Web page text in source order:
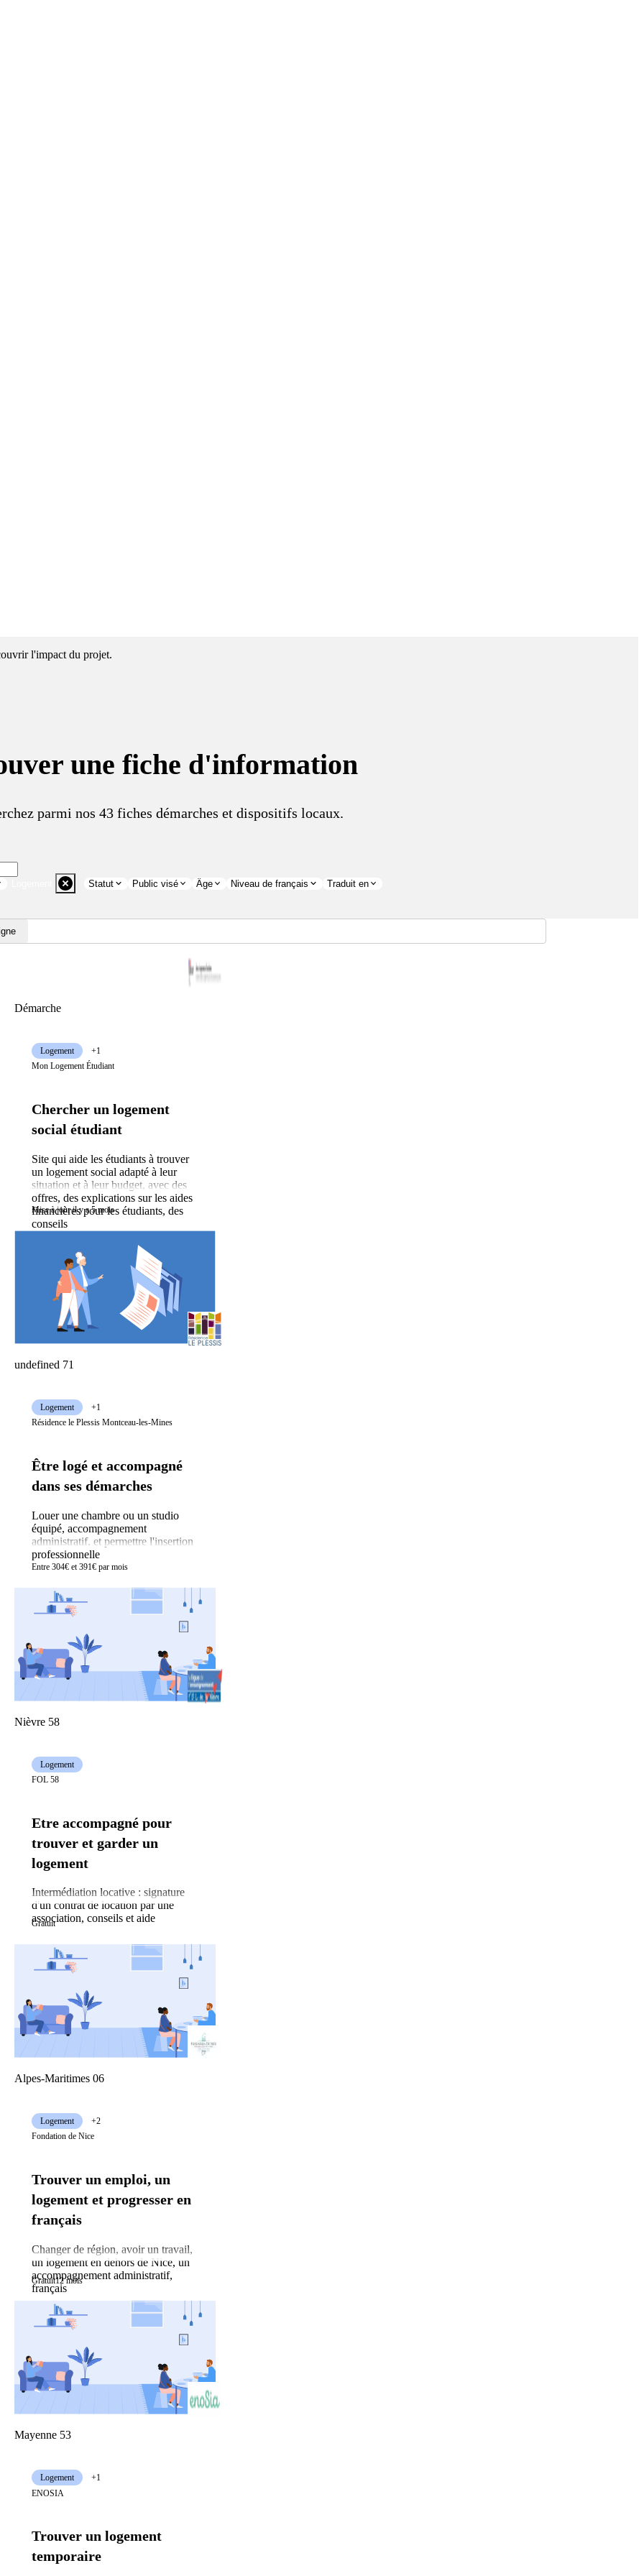
l'impact du projet.
une fiche d'information
parmi nos 43 fiches démarches et dispositifs locaux.
Statut Public visé Âge Niveau de français Traduit en
Démarche
Chercher un logement
social étudiant
Site qui aide les étudiants à trouver
un logement social adapté à leur
situation et à leur budget, avec des
offres, des explications sur les aides
financières pour les étudiants, des
conseils
Logement
+1
Mon Logement Étudiant
Mise à jour il y a 5 mois
undefined 71
Être logé et accompagné
dans ses démarches
Louer une chambre ou un studio
équipé, accompagnement
administratif, et permettre l'insertion
professionnelle
Logement
+1
Résidence le Plessis Montceau-les-Mines
Entre 304€ et 391€ par mois
Nièvre 58
Etre accompagné pour
trouver et garder un
logement
Intermédiation locative : signature
d'un contrat de location par une
association, conseils et aide
Logement
FOL 58
Gratuit
Alpes-Maritimes 06
Trouver un emploi, un
logement et progresser en
français
Changer de région, avoir un travail,
un logement en dehors de Nice, un
accompagnement administratif,
français
Logement
+2
Fondation de Nice
Gratuit12 mois
Mayenne 53
Trouver un logement
temporaire
Logement
+1
ENOSIA